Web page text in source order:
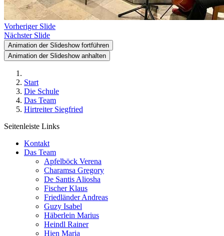
Vorheriger Slide
Nächster Slide
Animation der Slideshow fortführen
Animation der Slideshow anhalten
Start
Die Schule
Das Team
Hirtreiter Siegfried
Seitenleiste Links
Kontakt
Das Team
Apfelböck Verena
Charamsa Gregory
De Santis Aliosha
Fischer Klaus
Friedländer Andreas
Guzy Isabel
Häberlein Marius
Heindl Rainer
Hien Maria